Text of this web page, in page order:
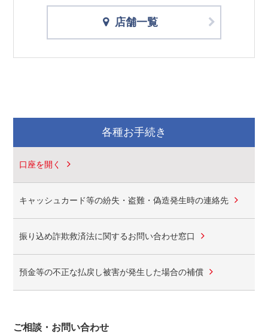
店舗一覧
各種お手続き
口座を開く
キャッシュカード等の紛失・盗難・偽造発生時の連絡先
振り込め詐欺救済法に関するお問い合わせ窓口
預金等の不正な払戻し被害が発生した場合の補償
ご相談・お問い合わせ